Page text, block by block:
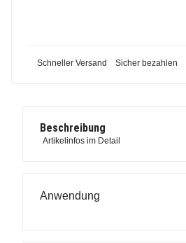
Schneller Versand Sicher bezahlen
Beschreibung
Artikelinfos im Detail
Anwendung